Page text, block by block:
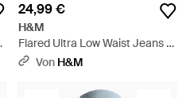
24,99 €
H&M
Flared Ultra Low Waist Jeans -
BlauVon H&M